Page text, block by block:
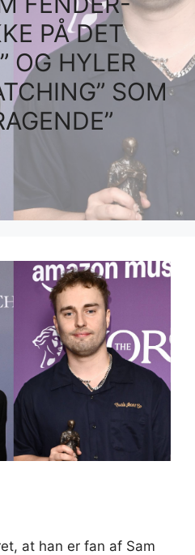
PÅ DET
OG HYLER
SOM
at han er fan af Sam